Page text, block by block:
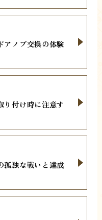
アノブ交換の体験
り付け時に注意す
孤独な戦いと達成